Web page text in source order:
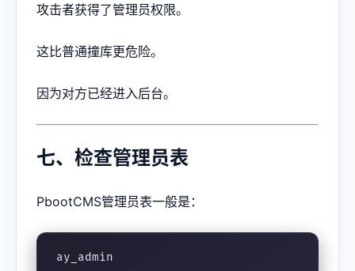
攻击者获得了管理员权限。
这比普通撞库更危险。
因为对方已经进入后台。
七、检查管理员表
PbootCMS管理员表一般是：
ay_admin